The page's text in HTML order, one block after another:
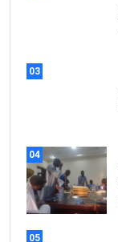
03
04
05